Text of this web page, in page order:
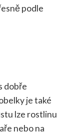
podle
dobře
je také
lze rostlinu
nebo na